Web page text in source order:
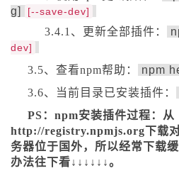
g]
[--save-dev]
3.4.1、更新全部插件：
dev]
3.5、查看npm帮助：
npm
3.6、当前目录已安装插件：
PS：npm安装插件过程：从
http://registry.npmjs.org下载
务器位于国外，所以经常下载
办法往下看↓↓↓↓↓↓。